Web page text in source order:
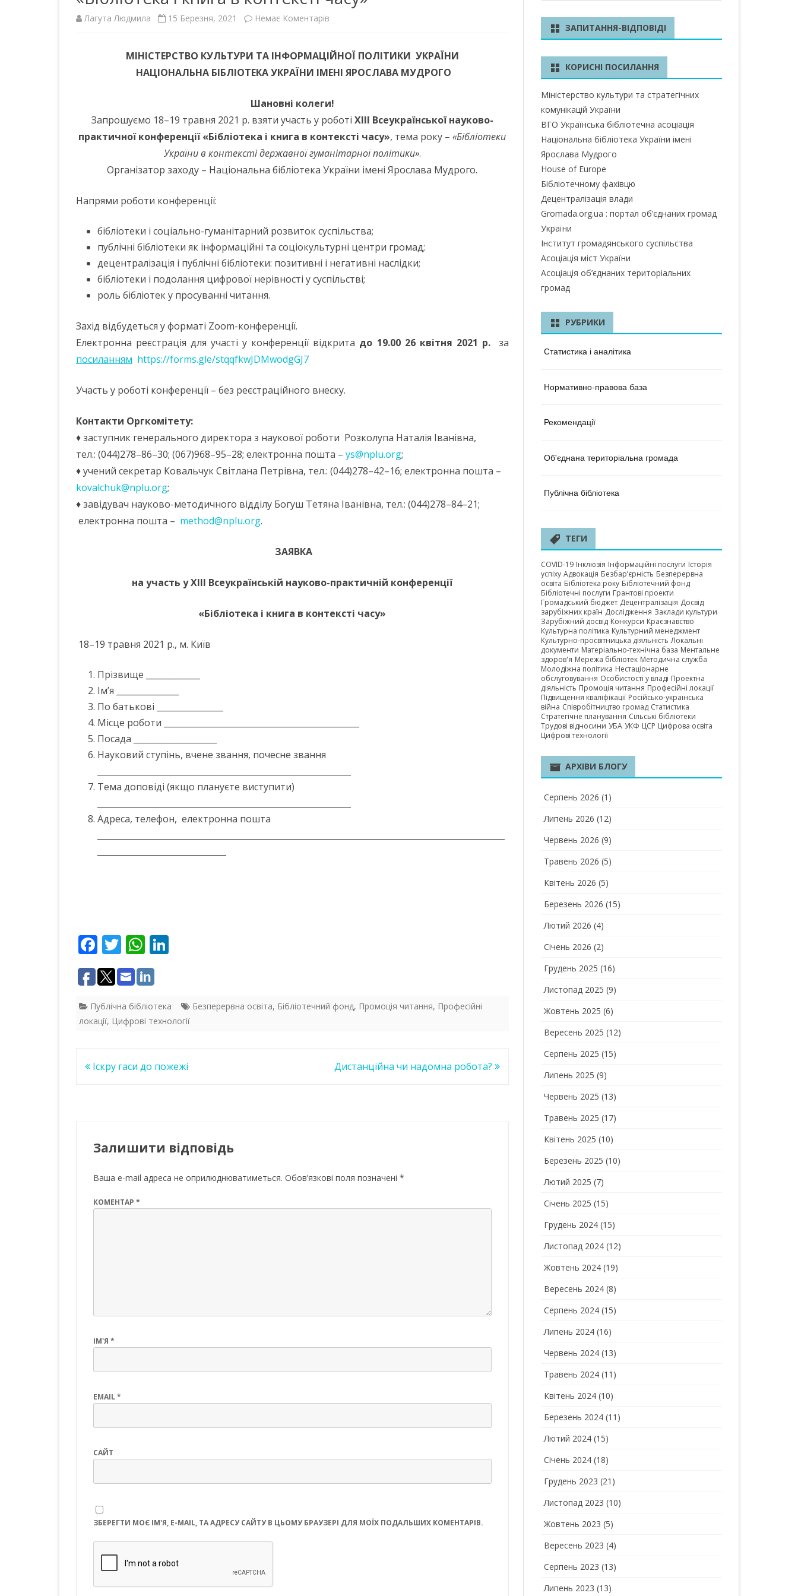
ІНШІ НПА ДОНЕЦЬКА ОБЛАСТЬ
ЗАКАРПАТСЬКА ОБЛАСТЬ
ЗАПОРІЗЬКА ОБЛАСТЬ
ІВАНО-ФРАНКІВСЬКА ОБЛАСТЬ
КИЇВСЬКА ОБЛАСТЬ
КІРОВОГРАДСЬКА ОБЛАСТЬ
ЛУГАНСЬКА ОБЛАСТЬ
ЛЬВІВСЬКА ОБЛАСТЬ
ОДЕСЬКА ОБЛАСТЬ
РІВНЕНСЬКА ОБЛАСТЬ
ТЕРНОПІЛЬСЬКА ОБЛАСТЬ
ХМЕЛЬНИЦЬКА ОБЛАСТЬ
ЧЕРНІГІВСЬКА ОБЛАСТЬ
Лагута Людмила 15 Березня, 2021 Немає Коментарів
Всеукраїнська
науково-
практичнаконференція
«Бібліотека
і
часу»
МІНІСТЕРСТВО КУЛЬТУРИ ТА ІНФОРМАЦІЙНОЇ ПОЛІТИКИ УКРАЇНИ
НАЦІОНАЛЬНА БІБЛІОТЕКА УКРАЇНИ ІМЕНІ ЯРОСЛАВА МУДРОГО
Шановні колеги!
Запрошуємо 18–19 травня 2021 р. взяти участь у роботі ХІІІ Всеукраїнської науково-
практичної конференції «Бібліотека і книга в контексті часу», тема року –«Бібліотеки
України в контексті державної гуманітарної політики».
Організатор заходу – Національна бібліотека України імені Ярослава Мудрого.
Напрями роботи конференції:
бібліотеки і соціально-гуманітарний розвиток суспільства;
публічні бібліотеки як інформаційні та соціокультурні центри громад;
децентралізація і публічні бібліотеки: позитивні і негативні наслідки;
бібліотеки і подолання цифрової нерівності у суспільстві;
роль бібліотек у просуванні читання.
Захід відбудеться у форматі Zoom-конференції.
Електронна реєстрація для участі у конференції відкрита до 19.00 26 квітня 2021 р.за
посиланням https://forms.gle/stqqfkwJDMwodgGJ7
Участь у роботі конференції – без реєстраційного внеску.
Контакти Оргкомітету:
♦ заступник генерального директора з наукової роботи Розколупа Наталія Іванівна,
тел.: (044)278–86–30; (067)968–95–28; електронна пошта – ys@nplu.org;
♦ учений секретар Ковальчук Світлана Петрівна, тел.: (044)278–42–16; електронна пошта –
kovalchuk@nplu.org;
♦ завідувач науково-методичного відділу Богуш Тетяна Іванівна, тел.: (044)278–84–21;
електронна пошта – method@nplu.org.
ЗАЯВКА
на участь уXІІІ Всеукраїнській науково-практичній конференції
«Бібліотека і книга в контексті часу»
18–19 травня 2021 р., м. Київ
Прізвище _____________
Ім’я _______________
По батькові ________________
Місце роботи _______________________________________________
Посада ____________________
Науковий ступінь, вчене звання, почесне звання
Тема доповіді (якщо плануєте виступити)
Адреса, телефон, електронна пошта
F
ac
e
b
o
k
T
w
itt
er
W
h
at
s
A
p
e
dI
Публічна бібліотека Безперервна освіта, Бібліотечний фонд, Промоція читання, Професійні
локації, Цифрові технології
Навігація
Іскру гаси до пожежі Дистанційна чи надомна робота?
Залишити відповідь
Ваша e-mail адреса не оприлюднюватиметься. Обов’язкові поля позначені *
КОМЕНТАР *
ІМ'Я *
EMAIL*
САЙТ
ЗБЕРЕГТИ МОЄ ІМ'Я, E-MAIL, ТА АДРЕСУ САЙТУ В ЦЬОМУ БРАУЗЕРІ ДЛЯ МОЇХ ПОДАЛЬШИХ КОМЕНТАРІВ.
к
ЗАПИТАННЯ-ВІДПОВІДІ
КОРИСНІ ПОСИЛАННЯ
Міністерство культури та стратегічних
комунікацій України
ВГО Українська бібліотечна асоціація
Національна бібліотека України імені
Ярослава Мудрого
House of Europe
Бібліотечному фахівцю
Децентралізація влади
Gromada.org.ua : портал об’єднаних громад
України
Інститут громадянського суспільства
Асоціація міст України
Асоціація об’єднаних територіальних
громад
РУБРИКИ
Статистика і аналітика
Нормативно-правова база
Рекомендації
Об'єднана територіальна громада
Публічна бібліотека
ТЕГИ
COVID-19 Інклюзія Інформаційні послуги Історія
успіху Адвокація Безбар’єрність Безперервна
освіта Бібліотека року Бібліотечний фонд
Бібліотечні послуги Грантові проекти
Громадський бюджет Децентралізація Досвід
зарубіжних країн Дослідження Заклади культури
Зарубіжний досвід Конкурси Краєзнавство
Культурна політика Культурний менеджмент
Культурно-просвітницька діяльність Локальні
документи Матеріально-технічна база Ментальне
здоров'я Мережа бібліотек Методична служба
Молодіжна політика Нестаціонарне
обслуговування Особистості у владі Проектна
діяльність Промоція читання Професійні локації
Підвищення кваліфікації Російсько-українська
війна Співробітництво громад Статистика
Стратегічне планування Сільські бібліотеки
Трудові відносини УБА УКФ ЦСР Цифрова освіта
Цифрові технології
АРХІВИ БЛОГУ
Серпень 2026 (1)
Липень 2026 (12)
Червень 2026 (9)
Травень 2026 (5)
Квітень 2026 (5)
Березень 2026 (15)
Лютий 2026 (4)
Січень 2026 (2)
Грудень 2025 (16)
Листопад 2025 (9)
Жовтень 2025 (6)
Вересень 2025 (12)
Серпень 2025 (15)
Липень 2025 (9)
Червень 2025 (13)
Травень 2025 (17)
Квітень 2025 (10)
Березень 2025 (10)
Лютий 2025 (7)
Січень 2025 (15)
Грудень 2024 (15)
Листопад 2024 (12)
Жовтень 2024 (19)
Вересень 2024 (8)
Серпень 2024 (15)
Липень 2024 (16)
Червень 2024 (13)
Травень 2024 (11)
Квітень 2024 (10)
Березень 2024 (11)
Лютий 2024 (15)
Січень 2024 (18)
Грудень 2023 (21)
Листопад 2023 (10)
Жовтень 2023 (5)
Вересень 2023 (4)
Серпень 2023 (13)
Липень 2023 (13)